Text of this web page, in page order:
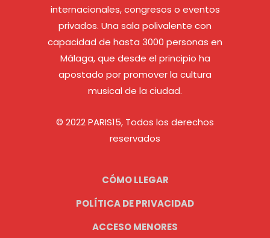
internacionales, congresos o eventos
privados. Una sala polivalente con
capacidad de hasta 3000 personas en
Málaga, que desde el principio ha
apostado por promover la cultura
musical de la ciudad.
© 2022 PARIS15, Todos los derechos
reservados
CÓMO LLEGAR
POLÍTICA DE PRIVACIDAD
ACCESO MENORES